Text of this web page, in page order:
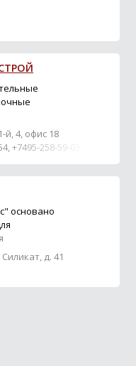
по
либо
денег на
счет (в
либо путем
й, 4, офис 18
+7495-258-59-03
основано
площадок
д. 41